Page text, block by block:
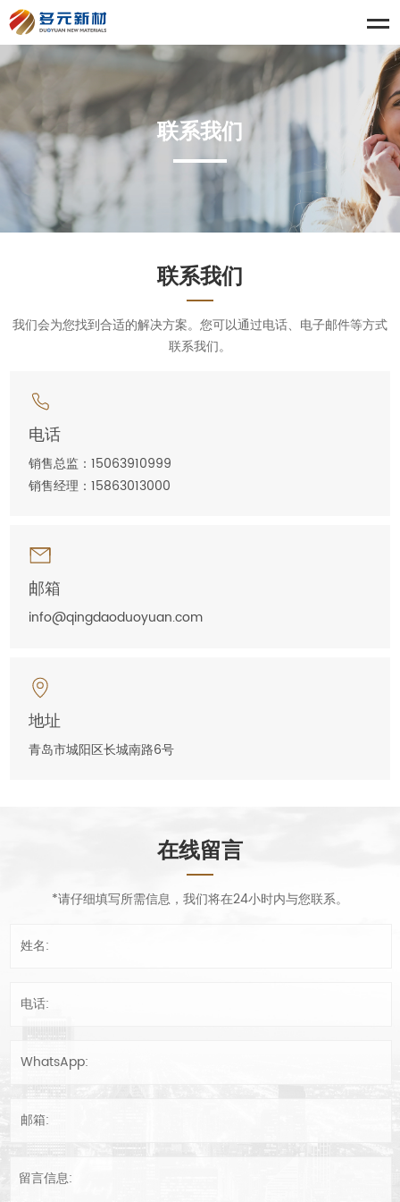
联系我们
联系我们
我们会为您找到合适的解决方案。您可以通过电话、电子邮件等方式
联系我们。
电话
销售总监：15063910999
销售经理：15863013000
邮箱
info@qingdaoduoyuan.com
地址
青岛市城阳区长城南路6号
在线留言
*请仔细填写所需信息，我们将在24小时内与您联系。